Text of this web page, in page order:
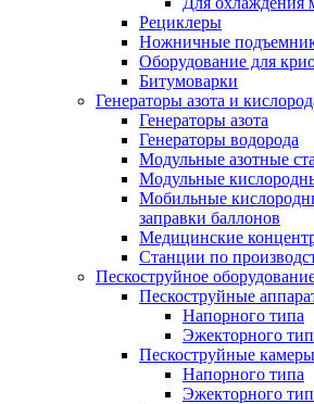
Рециклеры
Ножничные
Оборудование для
Битумоварки
Генераторы азота и
Генераторы азота
Генераторы водорода
Модульные азотные
Модульные
Мобильные
заправки баллонов
Медицинские
Станции по
Пескоструйное
Пескоструйные
Напорного типа
Эжекторного
Пескоструйные камеры
Напорного типа
Эжекторного